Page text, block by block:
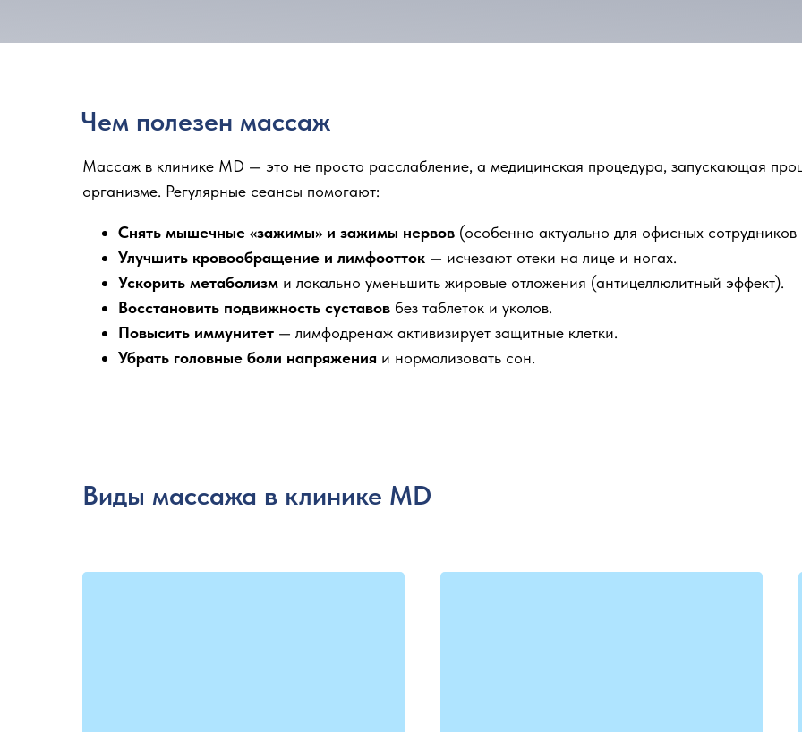
Чем полезен массаж
Массаж в клинике MD — это не просто расслабление, а медицинская процедура, запускающая
организме. Регулярные сеансы помогают:
Снять мышечные «зажимы» и зажимы нервов (особенно актуально для офисных сотрудников
Улучшить кровообращение и лимфоотток — исчезают отеки на лице и ногах.
Ускорить метаболизм и локально уменьшить жировые отложения (антицеллюлитный эффект).
Восстановить подвижность суставов без таблеток и уколов.
Повысить иммунитет — лимфодренаж активизирует защитные клетки.
Убрать головные боли напряжения и нормализовать сон.
Виды массажа в клинике MD